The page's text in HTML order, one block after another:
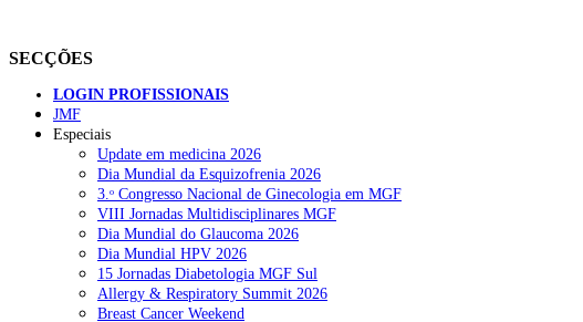
SECÇÕES
LOGIN PROFISSIONAIS
JMF
Especiais
Update em medicina 2026
Dia Mundial da Esquizofrenia 2026
3.ᵒ Congresso Nacional de Ginecologia em MGF
VIII Jornadas Multidisciplinares MGF
Dia Mundial do Glaucoma 2026
Dia Mundial HPV 2026
15 Jornadas Diabetologia MGF Sul
Allergy & Respiratory Summit 2026
Breast Cancer Weekend